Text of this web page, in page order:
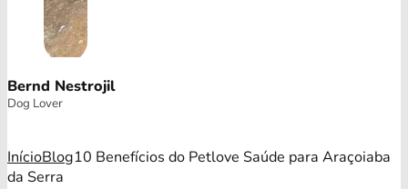
Bernd Nestrojil
Dog Lover
InícioBlog10 Benefícios do Petlove Saúde para Araçoiaba
da Serra